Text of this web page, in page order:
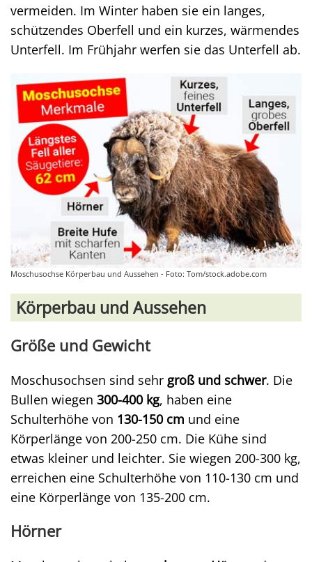
vermeiden. Im Winter haben sie ein langes,
schützendes Oberfell und ein kurzes, wärmendes
Unterfell. Im Frühjahr werfen sie das Unterfell ab.
Moschusochse Körperbau und Aussehen - Foto: Tom/stock.adobe.com
Körperbau und Aussehen
Größe und Gewicht
Moschusochsen sind sehr groß und schwer. Die
Bullen wiegen 300-400 kg, haben eine
Schulterhöhe von 130-150 cm und eine
Körperlänge von 200-250 cm. Die Kühe sind
etwas kleiner und leichter. Sie wiegen 200-300 kg,
erreichen eine Schulterhöhe von 110-130 cm und
eine Körperlänge von 135-200 cm.
Hörner